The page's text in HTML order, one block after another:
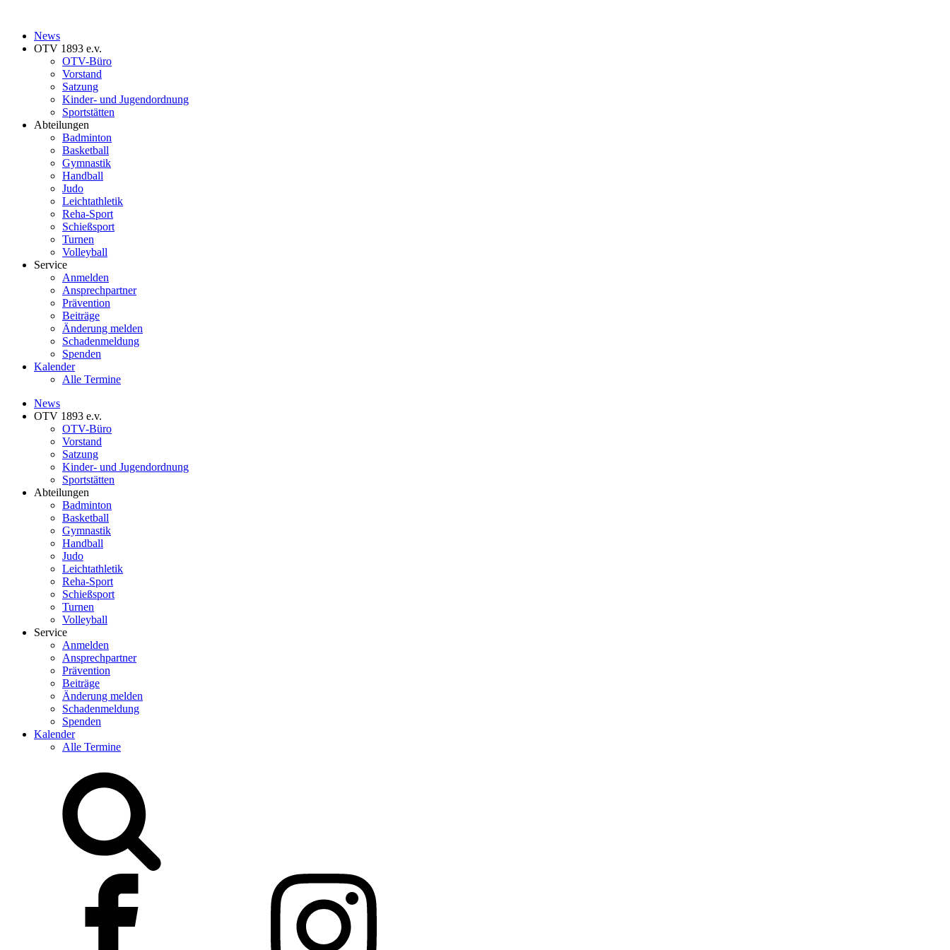
News
OTV 1893 e.v.
OTV-Büro
Vorstand
Satzung
Kinder- und Jugendordnung
Sportstätten
Abteilungen
Badminton
Basketball
Gymnastik
Handball
Judo
Leichtathletik
Reha-Sport
Schießsport
Turnen
Volleyball
Service
Anmelden
Ansprechpartner
Prävention
Beiträge
Änderung melden
Schadenmeldung
Spenden
Kalender
Alle Termine
News
OTV 1893 e.v.
OTV-Büro
Vorstand
Satzung
Kinder- und Jugendordnung
Sportstätten
Abteilungen
Badminton
Basketball
Gymnastik
Handball
Judo
Leichtathletik
Reha-Sport
Schießsport
Turnen
Volleyball
Service
Anmelden
Ansprechpartner
Prävention
Beiträge
Änderung melden
Schadenmeldung
Spenden
Kalender
Alle Termine